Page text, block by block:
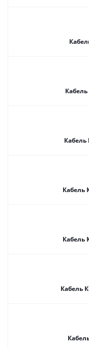
Кабель
Кабель
Кабель
Кабель
Кабель